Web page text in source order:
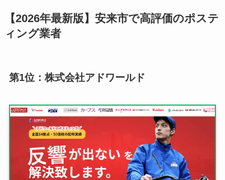
【2026年最新版】安来市で高評価のポステ
ィング業者
第1位：株式会社アドワールド